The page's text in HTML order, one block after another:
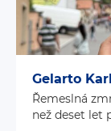
Gelarto
Řemeslná
než deset let